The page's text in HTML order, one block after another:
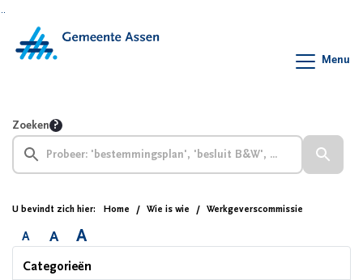
Menu
Zoeken
U bevindt zich hier: Home Wie is wie Werkgeverscommissie
A A A
Categorieën